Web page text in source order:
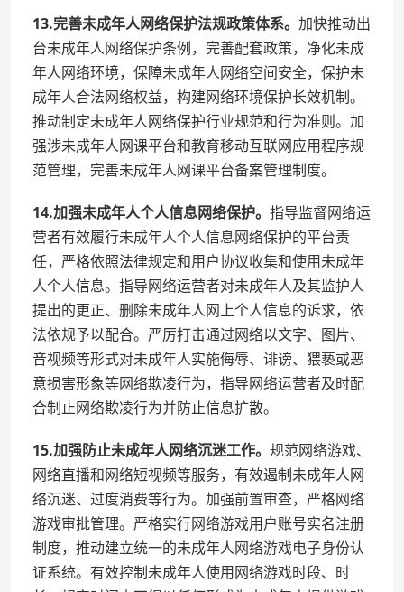
13.完善未成年人网络保护法规政策体系。 加快推动出
台未成年人网络保护条例，完善配套政策，净化未成
年人网络环境，保障未成年人网络空间安全，保护未
成年人合法网络权益，构建网络环境保护长效机制。
推动制定未成年人网络保护行业规范和行为准则。加
强涉未成年人网课平台和教育移动互联网应用程序规
范管理，完善未成年人网课平台备案管理制度。
14.加强未成年人个人信息网络保护。 指导监督网络运
营者有效履行未成年人个人信息网络保护的平台责
任，严格依照法律规定和用户协议收集和使用未成年
人个人信息。指导网络运营者对未成年人及其监护人
提出的更正、删除未成年人网上个人信息的诉求，依
法依规予以配合。严厉打击通过网络以文字、图片、
音视频等形式对未成年人实施侮辱、诽谤、猥亵或恶
意损害形象等网络欺凌行为，指导网络运营者及时配
合制止网络欺凌行为并防止信息扩散。
15.加强防止未成年人网络沉迷工作。 规范网络游戏、
网络直播和网络短视频等服务，有效遏制未成年人网
络沉迷、过度消费等行为。加强前置审查，严格网络
游戏审批管理。严格实行网络游戏用户账号实名注册
制度，推动建立统一的未成年人网络游戏电子身份认
证系统。有效控制未成年人使用网络游戏时段、时